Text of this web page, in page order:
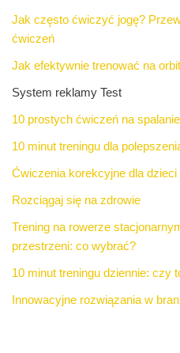
Jak często ćwiczyć jogę?
ćwiczeń
Jak efektywnie trenować na
System reklamy Test
10 prostych ćwiczeń na
10 minut treningu dla
Ćwiczenia korekcyjne dla
Rozciągaj się na zdrowie
Trening na rowerze
przestrzeni: co wybrać?
10 minut treningu dziennie: czy
Innowacyjne rozwiązania w